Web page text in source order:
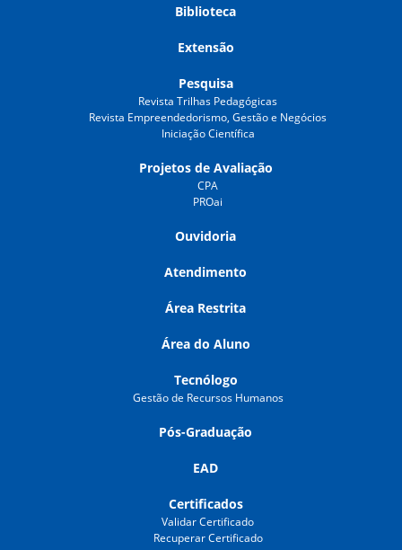
Biblioteca
Extensão
Pesquisa
Revista Trilhas Pedagógicas
Revista Empreendedorismo, Gestão e Negócios
Iniciação Científica
Projetos de Avaliação
CPA
PROai
Ouvidoria
Atendimento
Área Restrita
Área do Aluno
Tecnólogo
Gestão de Recursos Humanos
Pós-Graduação
EAD
Certificados
Validar Certificado
Recuperar Certificado